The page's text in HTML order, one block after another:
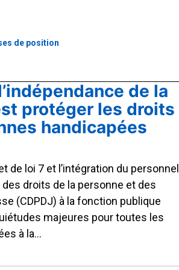
de position
de la
protéger les droits
handicapées
de loi 7 et l’intégration du personnel
droits de la personne et des
(CDPDJ) à la fonction publique
majeures pour toutes les
à la…